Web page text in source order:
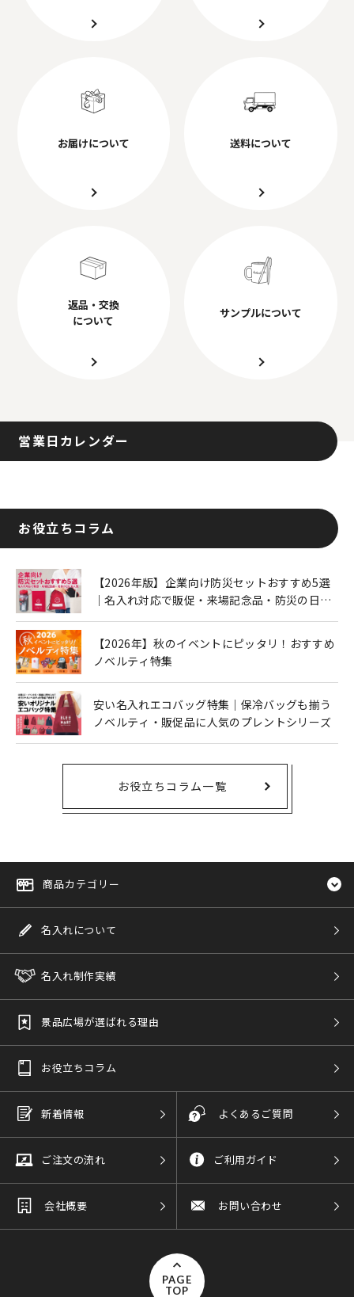
お届けについて 送料について
返品・交換
について
サンプルについて
営業日カレンダー
お役立ちコラム
【2026年版】企業向け防災セットおすすめ5選
｜名入れ対応で販促・来場記念品・防災の日に
【2026年】秋のイベントにピッタリ！おすすめ
ノベルティ特集
安い名入れエコバッグ特集｜保冷バッグも揃う
ノベルティ・販促品に人気のプレントシリーズ
お役立ちコラム一覧
商品カテゴリー
名入れについて
名入れ制作実績
景品広場が選ばれる理由
お役立ちコラム
新着情報 よくあるご質問
ご注文の流れ ご利用ガイド
会社概要 お問い合わせ
PAGE
TOP